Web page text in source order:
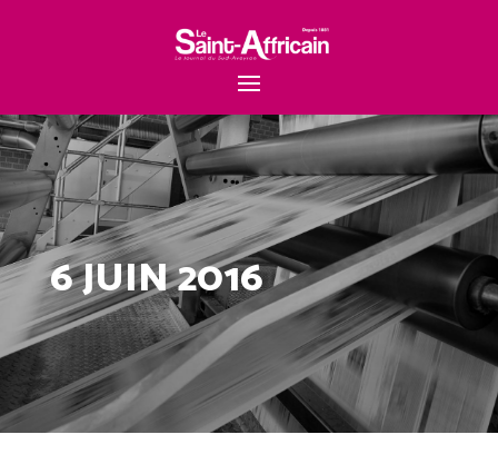
6 JUIN 2016